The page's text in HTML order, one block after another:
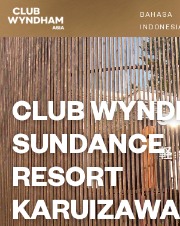
BAHASA
CLUB
SUNDANCE
RESORT
KARUIZAWA